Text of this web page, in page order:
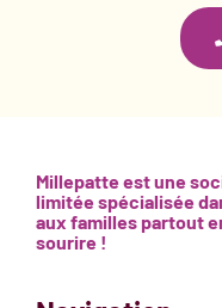
Millepatte est une
limitée spécialisée
aux familles partout
sourire !